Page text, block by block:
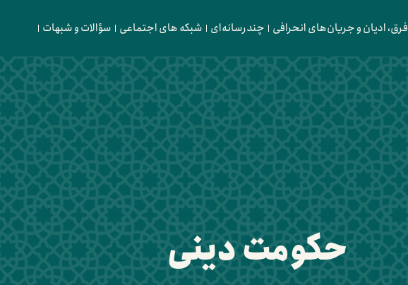
فرق، ادیان و جریان‌های انحرافی چندرسانه‌ای شبکه های اجتماعی سؤالات و شبهات
حکومت دینی